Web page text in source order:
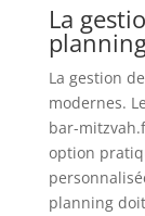
La
La gestion
modernes.
bar-
option
planning